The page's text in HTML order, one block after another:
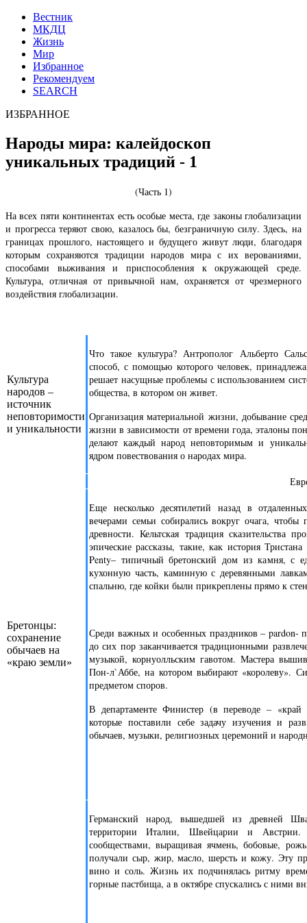
Вестник
МКДЦ
Жизнь
Мир
Избранное
Рекомендуем
SEARCH
ИЗБРАННОЕ
Народы мира: калейдоскоп
уникальных традиций - 1
(Часть 1)
На всех пяти континентах есть особые места, где законы глобализации
и прогресса теряют свою, казалось бы, безграничную силу. Здесь, на
границах прошлого, настоящего и будущего живут люди, благодаря
которым сохраняются традиции народов мира с их верованиями,
способами выживания и приспособления к окружающей среде.
Культура, отличная от привычной нам, охраняется от чрезмерного
воздействия глобализации.
Культура
народов –
источник
неповторимости
и уникальности
Что такое культура? Антрополог Альберто
способ, с помощью которого человек,
решает насущные проблемы с использованием
общества, в котором он живет.
Организация материальной жизни, добывание
жизни в зависимости от времени года, эталоны
делают каждый народ неповторимым и
ядром повествования о народах мира.
Бретонцы:
сохранение
обычаев на
«краю земли»
Еще несколько десятилетий назад в
вечерами семьи собирались вокруг очага,
древности. Кельтская традиция сказительства
эпические рассказы, такие, как история
Penty– типичный бретонский дом из камня, с
кухонную часть, каминную с деревянными
спальню, где койки были прикреплены прямо к
Среди важных и особенных праздников – pardon-
до сих пор заканчивается традиционными
музыкой, корнуолльским гавотом. Мастера
Пон-л`Аббе, на котором выбирают «королеву».
предметом споров.
В департаменте Финистер (в переводе – «край
которые поставили себе задачу изучения и
обычаев, музыки, религиозных церемоний и
Германский народ, вышедшей из древней
территории Италии, Швейцарии и
сообществами, выращивая ячмень, бобовые,
получали сыр, жир, масло, шерсть и кожу. Эту
вино и соль. Жизнь их подчинялась ритму
горные пастбища, а в октябре спускались с ними